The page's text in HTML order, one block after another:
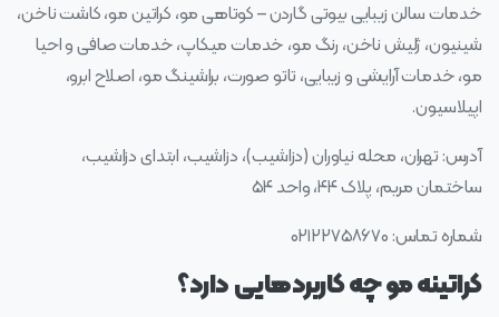
خدمات سالن زیبایی بیوتی گاردن – کوتاهی مو، کراتین مو، کاشت ناخن،
شینیون، ژلیش ناخن، رنگ مو، خدمات میکاپ، خدمات صافی و احیا
مو، خدمات آرایشی و زیبایی، تاتو صورت، براشینگ مو، اصلاح ابرو،
اپیلاسیون.
آدرس: تهران، محله نیاوران (دزاشیب)، دزاشیب، ابتدای دزاشیب،
ساختمان مریم، پلاک ۴۴، واحد ۵۴
شماره تماس: ۰۲۱۲۲۷۵۸۶۷۰
کراتینه مو چه کاربردهایی دارد؟